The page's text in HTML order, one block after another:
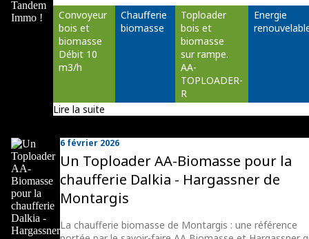
Convoyeur
bois et
biomasse
Débit 10
m3/h
Chaufferie
biomasse
Toploader
bois et
biomasse
sur rampe.
AA-
TOPLOADER-
R
Energie
Lire la suite
6 février 2026
Un Toploader AA-Biomasse pour la
chaufferie Dalkia - Hargassner de
Montargis
La chaufferie biomasse de Montargis : une référence